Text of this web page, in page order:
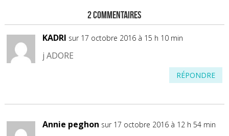
2 Commentaires
KADRI sur 17 octobre 2016 à 15 h 10 min
j ADORE
RÉPONDRE
Annie peghon sur 17 octobre 2016 à 12 h 54 min